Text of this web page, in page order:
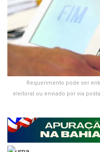
Requerimento pode ser
eleitoral ou enviado por via